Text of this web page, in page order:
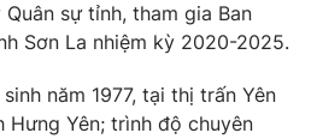
Thị Mỹ Hạnh, Phạm Quốc Thắng,
897 897
sự tỉnh, tham gia Ban
Sơn La nhiệm kỳ 2020-2025.
năm 1977, tại thị trấn Yên
Hưng Yên; trình độ chuyên